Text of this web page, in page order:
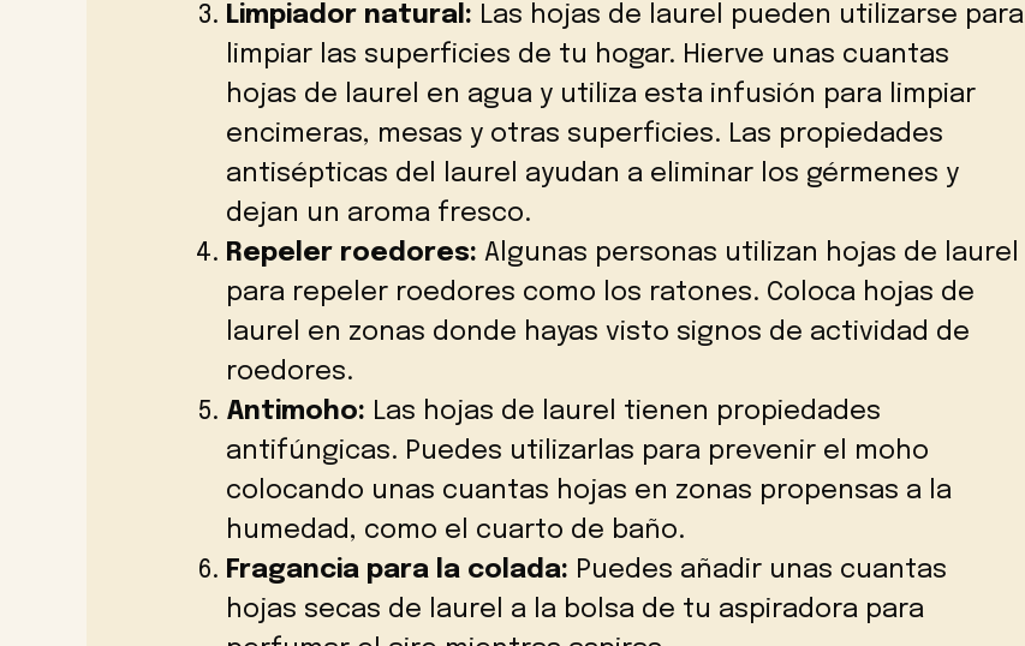
Limpiador natural: Las hojas de laurel pueden utilizarse para
limpiar las superficies de tu hogar. Hierve unas cuantas
hojas de laurel en agua y utiliza esta infusión para limpiar
encimeras, mesas y otras superficies. Las propiedades
antisépticas del laurel ayudan a eliminar los gérmenes y
dejan un aroma fresco.
Repeler roedores: Algunas personas utilizan hojas de laurel
para repeler roedores como los ratones. Coloca hojas de
laurel en zonas donde hayas visto signos de actividad de
roedores.
Antimoho: Las hojas de laurel tienen propiedades
antifúngicas. Puedes utilizarlas para prevenir el moho
colocando unas cuantas hojas en zonas propensas a la
humedad, como el cuarto de baño.
Fragancia para la colada: Puedes añadir unas cuantas
hojas secas de laurel a la bolsa de tu aspiradora para